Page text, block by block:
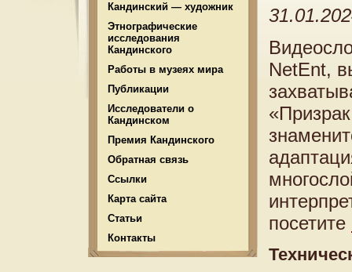
Кандинский — художник
Этнографические
исследования
Кандинского
Работы в музеях мира
Публикации
Исследователи о
Кандинском
Премия Кандинского
Обратная связь
Ссылки
Карта сайта
Статьи
Контакты
NetEnt,
посетите